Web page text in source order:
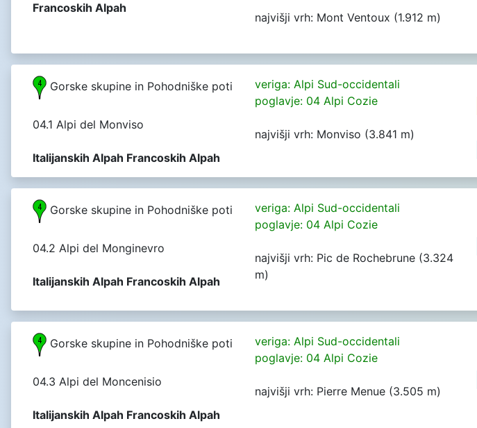
Francoskih Alpah
najvišji vrh: Mont Ventoux (1.912 m)
Gorske skupine in Pohodniške poti
04.1 Alpi del Monviso
Italijanskih Alpah Francoskih Alpah
veriga: Alpi Sud-occidentali
poglavje: 04 Alpi Cozie
najvišji vrh: Monviso (3.841 m)
Gorske skupine in Pohodniške poti
04.2 Alpi del Monginevro
Italijanskih Alpah Francoskih Alpah
veriga: Alpi Sud-occidentali
poglavje: 04 Alpi Cozie
najvišji vrh: Pic de Rochebrune (3.324
m)
Gorske skupine in Pohodniške poti
04.3 Alpi del Moncenisio
Italijanskih Alpah Francoskih Alpah
veriga: Alpi Sud-occidentali
poglavje: 04 Alpi Cozie
najvišji vrh: Pierre Menue (3.505 m)